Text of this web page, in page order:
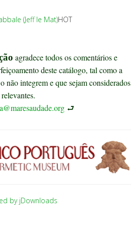
(Jeff le Mat)HOT
agradece todos os comentários e
deste catálogo, tal como a
não integrem e que sejam considerados
relevantes.
⮐
by jDownloads